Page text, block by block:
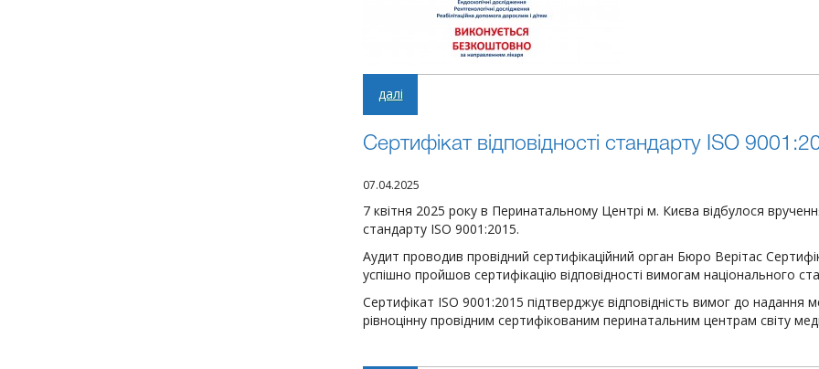
далі
Сертифікат відповідності стандарту ISO
07.04.2025
7 квітня 2025 року в Перинатальному Центрі м. Києва відбулося
стандарту ISO 9001:2015.
Аудит проводив провідний сертифікаційний орган Бюро Верітас
успішно пройшов сертифікацію відповідності вимогам національного
Сертифікат ISO 9001:2015 підтверджує відповідність вимог до
рівноцінну провідним сертифікованим перинатальним центрам світу